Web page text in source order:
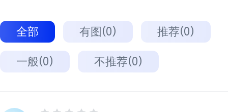
全部 有图(0) 推荐(0)
一般(0) 不推荐(0)